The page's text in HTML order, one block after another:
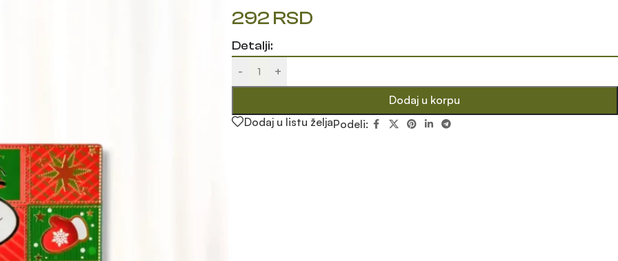
292 RSD
Detalji:
- +
Dodaj u korpu
Dodaj u listu željaPodeli: